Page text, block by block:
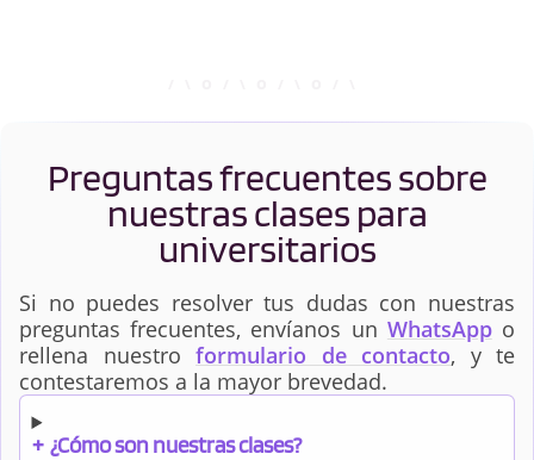
Preguntas frecuentes sobre
nuestras clases para
universitarios
Si no puedes resolver tus dudas con nuestras
preguntas frecuentes, envíanos un WhatsAppo
rellena nuestro formulario de contacto, y te
contestaremos a la mayor brevedad.
+ ¿Cómo son nuestras clases?